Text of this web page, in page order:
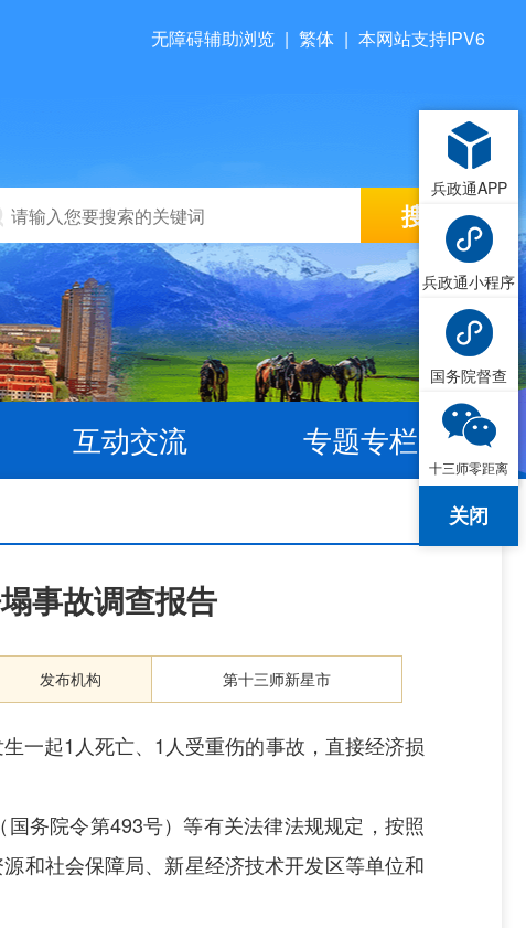
无障碍辅助浏览 | 繁体 | 本网站支持IPV6
互动交流 专题专栏
事故调查报告
发布机构 第十三师新星市
一起1人死亡、1人受重伤的事故，直接经济损
国务院令第493号）等有关法律法规规定，按照
和社会保障局、新星经济技术开发区等单位和
兵政通APP
兵政通小程序
国务院督查
十三师零距离
关闭